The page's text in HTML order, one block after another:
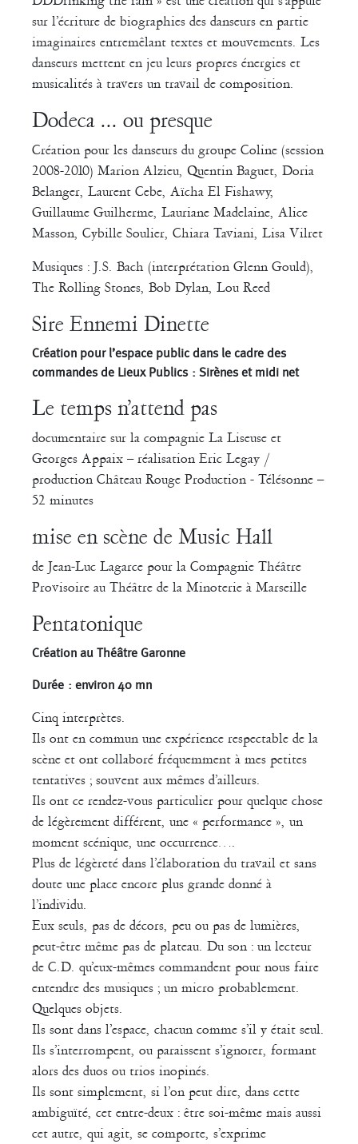
sur l’écriture de biographies des danseurs en partie
imaginaires entremêlant textes et mouvements. Les
danseurs mettent en jeu leurs propres énergies et
musicalités à travers un travail de composition.
Dodeca ... ou presque
Création pour les danseurs du groupe Coline (session
2008-2010) Marion Alzieu, Quentin Baguet, Doria
Belanger, Laurent Cebe, Aïcha El Fishawy,
Guillaume Guilherme, Lauriane Madelaine, Alice
Masson, Cybille Soulier, Chiara Taviani, Lisa Vilret
Musiques : J.S. Bach (interprétation Glenn Gould),
The Rolling Stones, Bob Dylan, Lou Reed
Sire Ennemi Dinette
Création pour l’espace public dans le cadre des
commandes de Lieux Publics : Sirènes et midi net
Le temps n’attend pas
documentaire sur la compagnie La Liseuse et
Georges Appaix – réalisation Eric Legay /
production Château Rouge Production - Télésonne –
52 minutes
mise en scène de Music Hall
de Jean-Luc Lagarce pour la Compagnie Théâtre
Provisoire au Théâtre de la Minoterie à Marseille
Pentatonique
Création au Théâtre Garonne
Durée : environ 40 mn
Cinq interprètes.
Ils ont en commun une expérience respectable de la
scène et ont collaboré fréquemment à mes petites
tentatives ; souvent aux mêmes d’ailleurs.
Ils ont ce rendez-vous particulier pour quelque chose
de légèrement différent, une « performance », un
moment scénique, une occurrence….
Plus de légèreté dans l’élaboration du travail et sans
doute une place encore plus grande donné à
l’individu.
Eux seuls, pas de décors, peu ou pas de lumières,
peut-être même pas de plateau. Du son : un lecteur
de C.D. qu’eux-mêmes commandent pour nous faire
entendre des musiques ; un micro probablement.
Quelques objets.
Ils sont dans l’espace, chacun comme s’il y était seul.
Ils s’interrompent, ou paraissent s’ignorer, formant
alors des duos ou trios inopinés.
Ils sont simplement, si l’on peut dire, dans cette
ambiguïté, cet entre-deux : être soi-même mais aussi
cet autre, qui agit, se comporte, s’exprime